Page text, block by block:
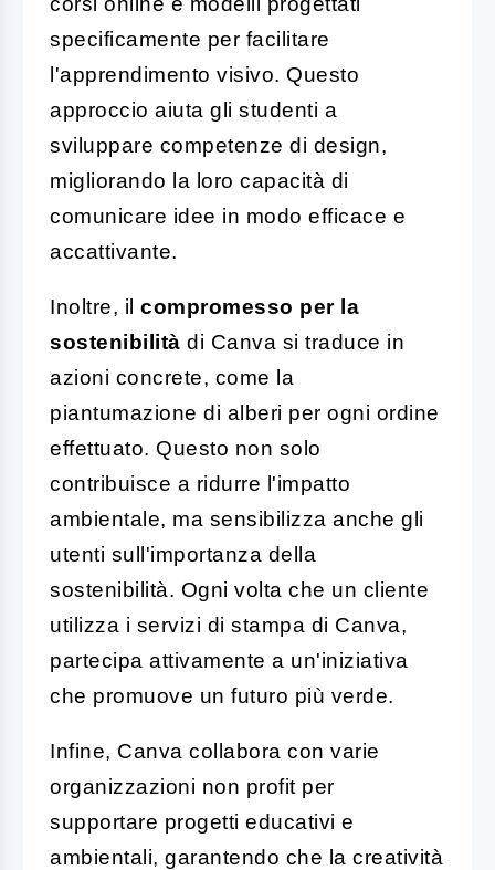
specificamente per facilitare
l'apprendimento visivo. Questo
approccio aiuta gli studenti a
sviluppare competenze di design,
migliorando la loro capacità di
comunicare idee in modo efficace e
accattivante.
Inoltre, il compromesso per la
sostenibilità di Canva si traduce in
azioni concrete, come la
piantumazione di alberi per ogni ordine
effettuato. Questo non solo
contribuisce a ridurre l'impatto
ambientale, ma sensibilizza anche gli
utenti sull'importanza della
sostenibilità. Ogni volta che un cliente
utilizza i servizi di stampa di Canva,
partecipa attivamente a un'iniziativa
che promuove un futuro più verde.
Infine, Canva collabora con varie
organizzazioni non profit per
supportare progetti educativi e
ambientali, garantendo che la creatività